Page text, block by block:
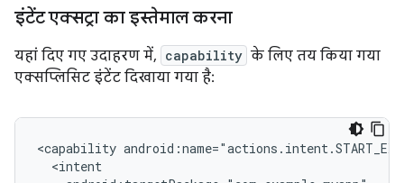
इंटेंट एक्सट्रा का इस्तेमाल करना
यहां दिए गए उदाहरण में, capability के लिए तय किया गया
एक्सप्लिसिट इंटेंट दिखाया गया है:
<capability